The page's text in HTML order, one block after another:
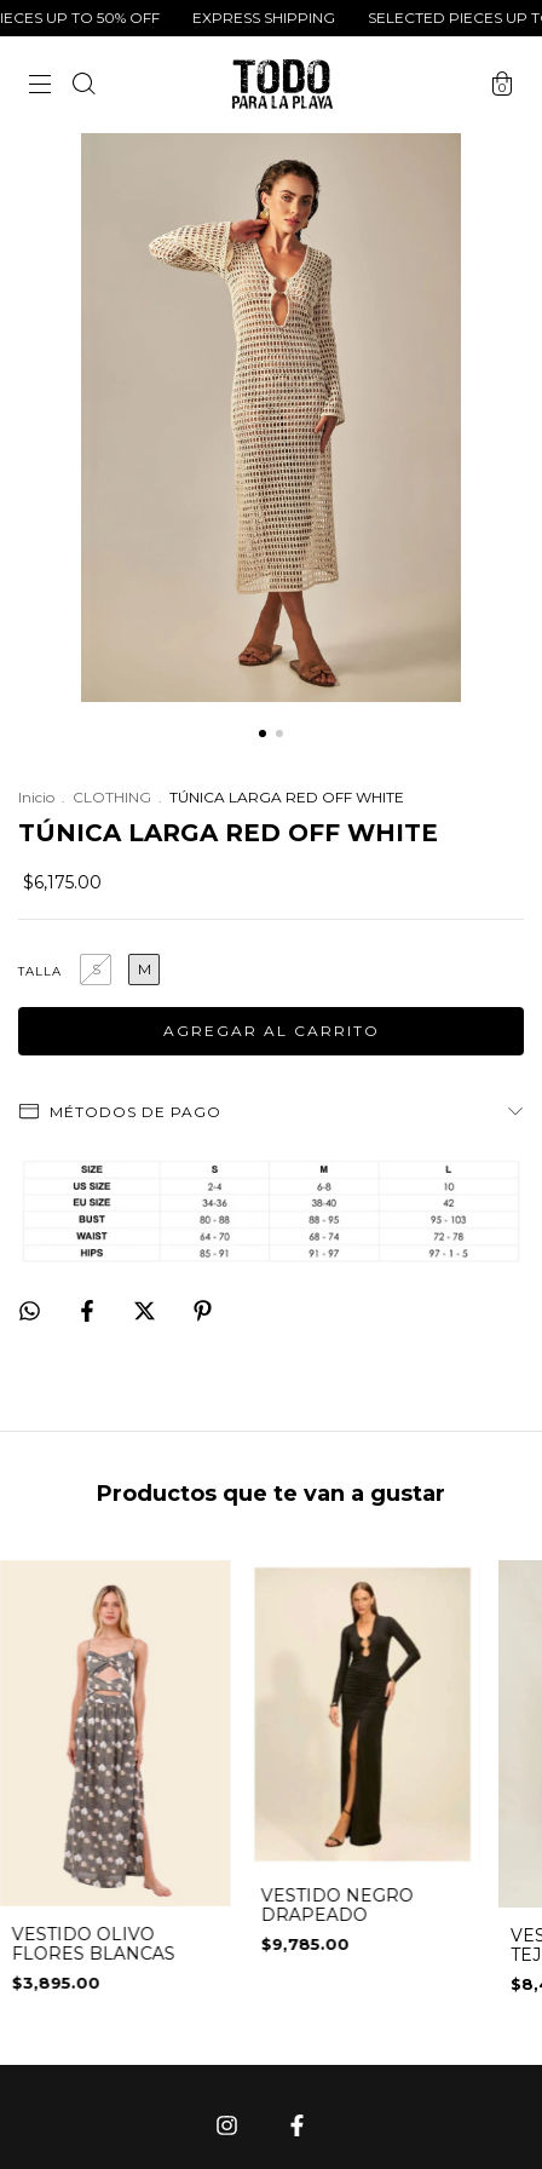
UP TO 50% OFF EXPRESS SHIPPING SELECTED PIECES UP
0
Inicio . CLOTHING . TÚNICA LARGA RED OFF WHITE
TÚNICA LARGA RED OFF WHITE
$6,175.00
TALLA S M
MÉTODOS DE PAGO
Productos que te van a gustar
VESTIDO OLIVO
FLORES BLANCAS
$3,895.00
VESTIDO NEGRO
DRAPEADO
$9,785.00